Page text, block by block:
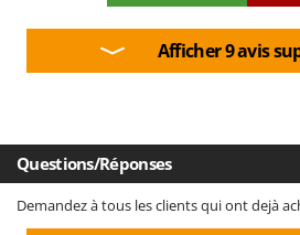
Afficher 9 avis
Questions/Réponses
Demandez à tous les clients qui ont dejà